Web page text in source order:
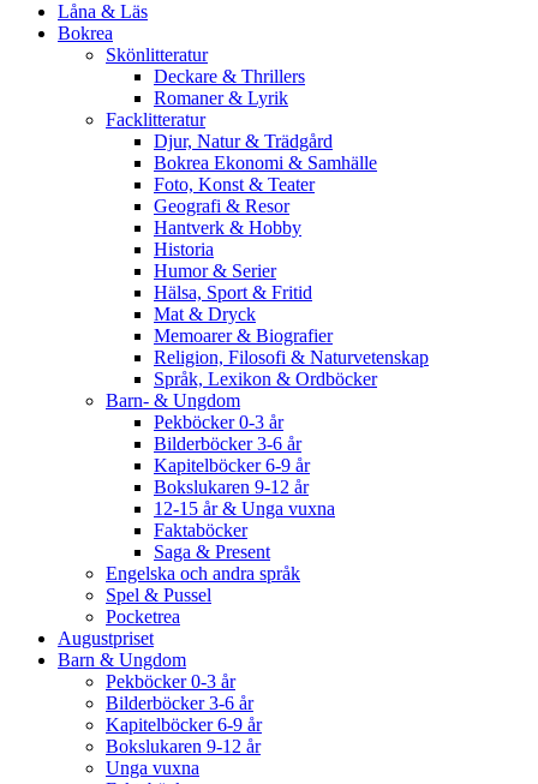
Låna & Läs
Bokrea
Skönlitteratur
Deckare & Thrillers
Romaner & Lyrik
Facklitteratur
Djur, Natur & Trädgård
Bokrea Ekonomi & Samhälle
Foto, Konst & Teater
Geografi & Resor
Hantverk & Hobby
Historia
Humor & Serier
Hälsa, Sport & Fritid
Mat & Dryck
Memoarer & Biografier
Religion, Filosofi & Naturvetenskap
Språk, Lexikon & Ordböcker
Barn- & Ungdom
Pekböcker 0-3 år
Bilderböcker 3-6 år
Kapitelböcker 6-9 år
Bokslukaren 9-12 år
12-15 år & Unga vuxna
Faktaböcker
Saga & Present
Engelska och andra språk
Spel & Pussel
Pocketrea
Augustpriset
Barn & Ungdom
Pekböcker 0-3 år
Bilderböcker 3-6 år
Kapitelböcker 6-9 år
Bokslukaren 9-12 år
Unga vuxna